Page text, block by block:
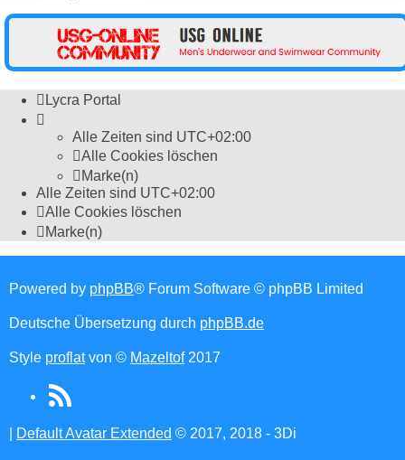
Lycra Portal
Alle Zeiten sind UTC+02:00
Alle Cookies löschen
Marke(n)
Alle Zeiten sind UTC+02:00
Alle Cookies löschen
Marke(n)
Powered by phpBB® Forum Software © phpBB Limited
Deutsche Übersetzung durch phpBB.de
Style proflatvon © Mazeltof2017
RSS
(Opens
Default Avatar Extended © 2017, 2018 - 3Di